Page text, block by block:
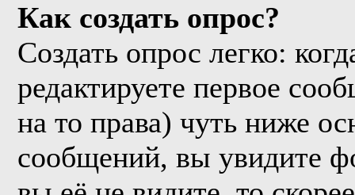
Как создать опрос?
Создать опрос легко:
редактируете первое
на то права) чуть ниже
сообщений, вы увидите